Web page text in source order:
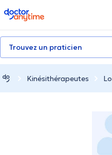
doctoranytime
Trouvez un praticien
Kinésithérapeutes